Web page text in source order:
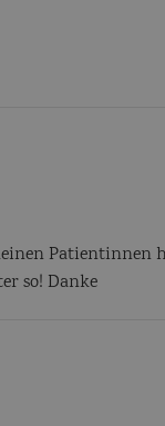
Patientinnen
so! Danke